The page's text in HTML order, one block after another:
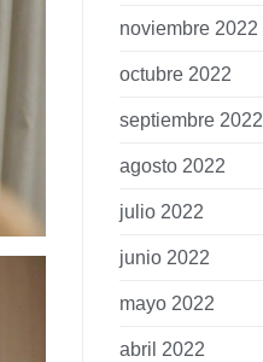
noviembre 2022
octubre 2022
septiembre 2022
agosto 2022
julio 2022
junio 2022
mayo 2022
abril 2022